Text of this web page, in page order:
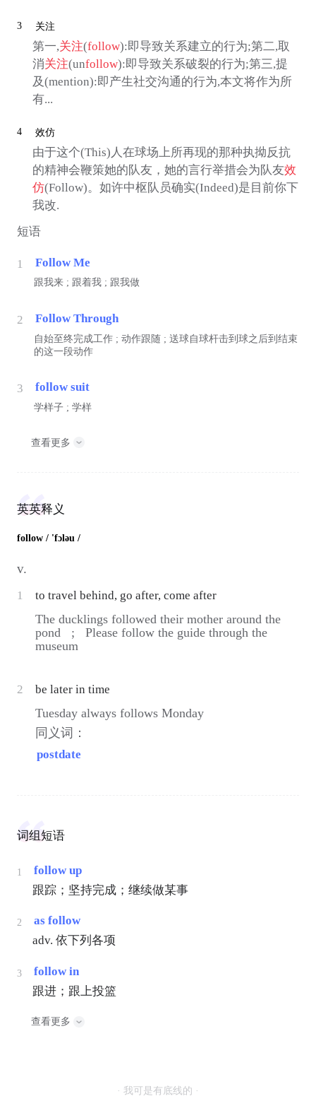
3 关注
第一,关注(follow):即导致关系建立的行为;第二,取
消关注(unfollow):即导致关系破裂的行为;第三,提
及(mention):即产生社交沟通的行为,本文将作为所
有...
4 效仿
由于这个(This)人在球场上所再现的那种执拗反抗
的精神会鞭策她的队友，她的言行举措会为队友效
仿(Follow)。如许中枢队员确实(Indeed)是目前你下
我改.
短语
1 Follow Me
跟我来 ; 跟着我 ; 跟我做
2 Follow Through
自始至终完成工作 ; 动作跟随 ; 送球自球杆击到球之后到结束
的这一段动作
3 follow suit
学样子 ; 学样
查看更多
英英释义
follow / 'fɔləu /
v.
1 to travel behind, go after, come after
The ducklings followed their mother around the
pond ;
Please follow the guide through the
museum
2 be later in time
Tuesday always follows Monday
同义词：
postdate
词组短语
1
follow up
跟踪；坚持完成；继续做某事
2
as follow
adv. 依下列各项
3
follow in
跟进；跟上投篮
查看更多
· 我可是有底线的 ·